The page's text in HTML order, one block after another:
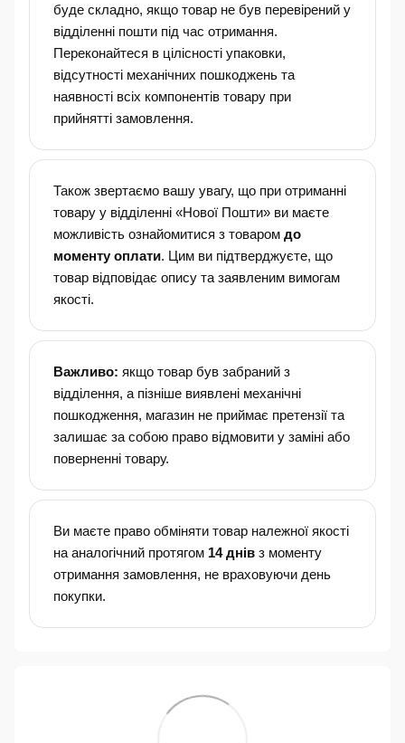
буде складно, якщо товар не був перевірений у
відділенні пошти під час отримання.
Переконайтеся в цілісності упаковки,
відсутності механічних пошкоджень та
наявності всіх компонентів товару при
прийнятті замовлення.
Також звертаємо вашу увагу, що при отриманні
товару у відділенні «Нової Пошти» ви маєте
можливість ознайомитися з товаром до
моменту оплати. Цим ви підтверджуєте, що
товар відповідає опису та заявленим вимогам
якості.
Важливо: якщо товар був забраний з
відділення, а пізніше виявлені механічні
пошкодження, магазин не приймає претензії та
залишає за собою право відмовити у заміні або
поверненні товару.
Ви маєте право обміняти товар належної якості
на аналогічний протягом 14 днів з моменту
отримання замовлення, не враховуючи день
покупки.